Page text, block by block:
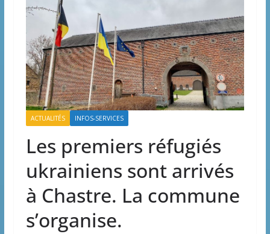
ACTUALITÉS INFOS-SERVICES
Les premiers réfugiés
ukrainiens sont arrivés
à Chastre. La commune
s’organise.